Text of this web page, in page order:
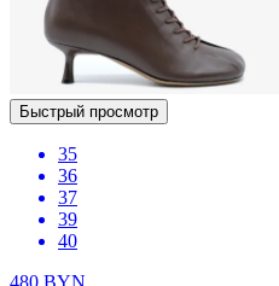
Быстрый просмотр
35
36
37
39
40
480 BYN